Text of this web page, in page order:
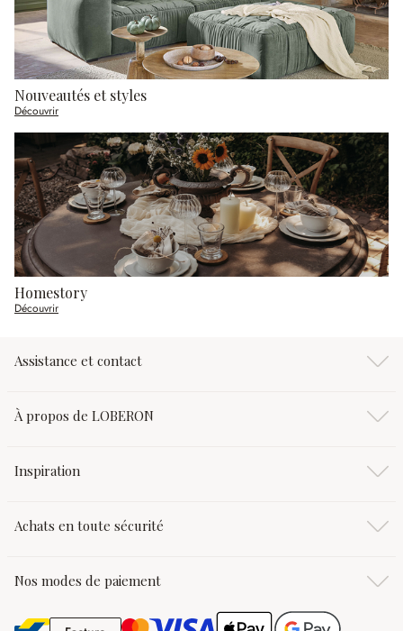
Nouveautés et styles
Découvrir
Homestory
Découvrir
Assistance et contact
À propos de LOBERON
Inspiration
Achats en toute sécurité
Nos modes de paiement